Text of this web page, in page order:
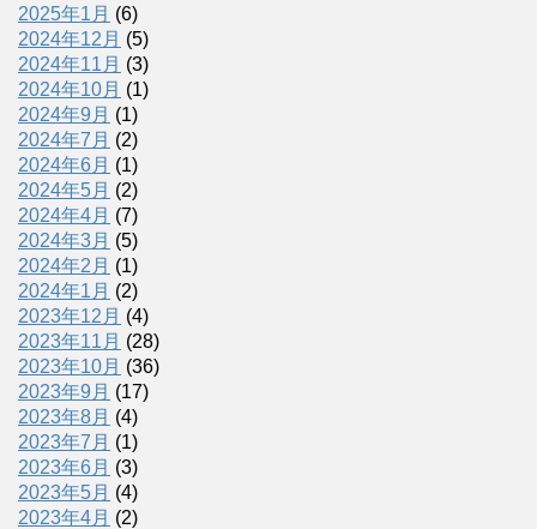
2025年1月 (6)
2024年12月 (5)
2024年11月 (3)
2024年10月 (1)
2024年9月 (1)
2024年7月 (2)
2024年6月 (1)
2024年5月 (2)
2024年4月 (7)
2024年3月 (5)
2024年2月 (1)
2024年1月 (2)
2023年12月 (4)
2023年11月 (28)
2023年10月 (36)
2023年9月 (17)
2023年8月 (4)
2023年7月 (1)
2023年6月 (3)
2023年5月 (4)
2023年4月 (2)